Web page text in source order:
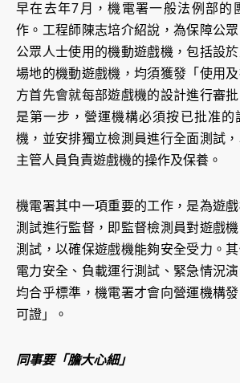
早在去年7月，機電署一般法例部的
作。工程師陳志培介紹說，為保障公
公眾人士使用的機動遊戲機，包括設
場地的機動遊戲機，均須獲發「使用
方首先會就每部遊戲機的設計進行審
是第一步，營運機構必須按已批准的
機，並安排獨立檢測員進行全面測試
主管人員負責遊戲機的操作及保養。
機電署其中一項重要的工作，是為遊戲
測試進行監督，即監督檢測員對遊戲
測試，以確保遊戲機能夠安全受力。
電力安全、負載運行測試、緊急情況
均合乎標準，機電署才會向營運機構
可證」。
同事要「膽大心細」